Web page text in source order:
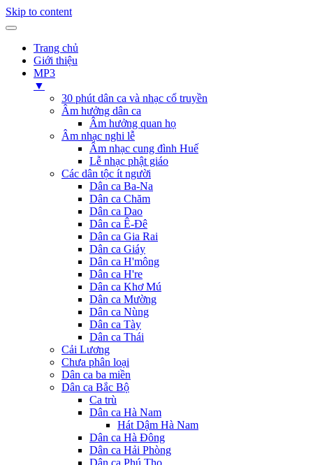
Skip to content
Trang chủ
Giới thiệu
MP3
▼
30 phút dân ca và nhạc cổ truyền
Âm hưởng dân ca
Âm hưởng quan họ
Âm nhạc nghi lễ
Âm nhạc cung đình Huế
Lễ nhạc phật giáo
Các dân tộc ít người
Dân ca Ba-Na
Dân ca Chăm
Dân ca Dao
Dân ca Ê-Đê
Dân ca Gia Rai
Dân ca Giáy
Dân ca H'mông
Dân ca H're
Dân ca Khơ Mú
Dân ca Mường
Dân ca Nùng
Dân ca Tày
Dân ca Thái
Cải Lương
Chưa phân loại
Dân ca ba miền
Dân ca Bắc Bộ
Ca trù
Dân ca Hà Nam
Hát Dậm Hà Nam
Dân ca Hà Đông
Dân ca Hải Phòng
Dân ca Phú Thọ